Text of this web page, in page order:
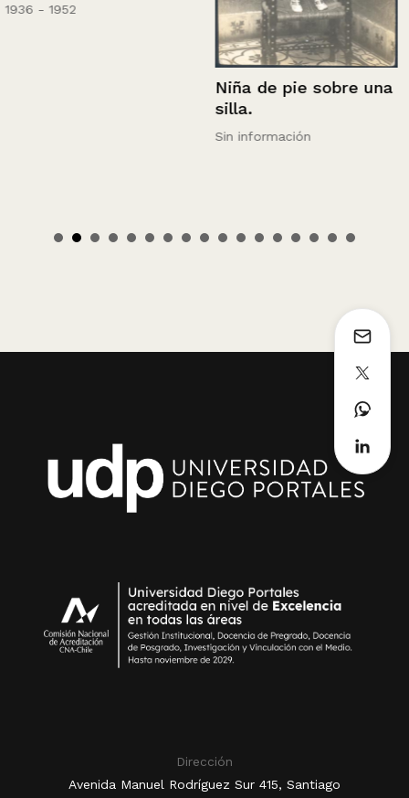
1936 - 1952
Niña de pie sobre una
silla.
Sin información
Dirección
Avenida Manuel Rodríguez Sur 415, Santiago